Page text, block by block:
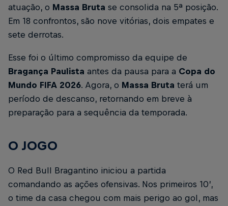
atuação, o Massa Bruta se consolida na 5ª posição.
Em 18 confrontos, são nove vitórias, dois empates e
sete derrotas.
Esse foi o último compromisso da equipe de
Bragança Paulista antes da pausa para a Copa do
Mundo FIFA 2026. Agora, o Massa Bruta terá um
período de descanso, retornando em breve à
preparação para a sequência da temporada.
O JOGO
O Red Bull Bragantino iniciou a partida
comandando as ações ofensivas. Nos primeiros 10’,
o time da casa chegou com mais perigo ao gol, mas